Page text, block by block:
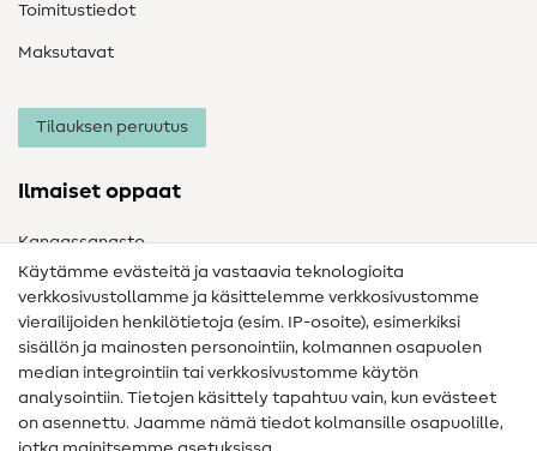
Toimitustiedot
Maksutavat
Tilauksen peruutus
Ilmaiset oppaat
Kangassanasto
Ompelusanasto
Ompeluohjeet
Apua ja yhteystiedot
Yhteystiedot
Käytämme evästeitä ja vastaavia teknologioita
verkkosivustollamme ja käsittelemme verkkosivustomme
vierailijoiden henkilötietoja (esim. IP-osoite), esimerkiksi
sisällön ja mainosten personointiin, kolmannen osapuolen
median integrointiin tai verkkosivustomme käytön
analysointiin. Tietojen käsittely tapahtuu vain, kun evästeet
on asennettu. Jaamme nämä tiedot kolmansille osapuolille,